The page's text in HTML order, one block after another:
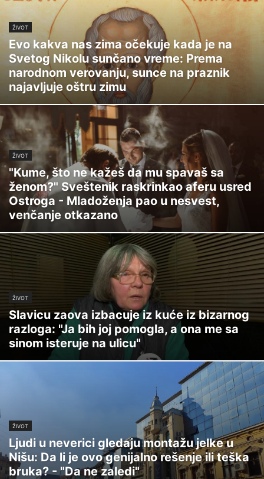
ŽIVOT
Evo kakva nas zima očekuje kada je na
Svetog Nikolu sunčano vreme: Prema
narodnom verovanju, sunce na praznik
najavljuje oštru zimu
ŽIVOT
"Kume, što ne kažeš da mu spavaš sa
ženom?" Sveštenik raskrinkao aferu usred
Ostroga - Mladoženja pao u nesvest,
venčanje otkazano
ŽIVOT
Slavicu zaova izbacuje iz kuće iz bizarnog
razloga: "Ja bih joj pomogla, a ona me sa
sinom isteruje na ulicu"
ŽIVOT
Ljudi u neverici gledaju montažu jelke u
Nišu: Da li je ovo genijalno rešenje ili teška
bruka? - "Da ne zaledi"